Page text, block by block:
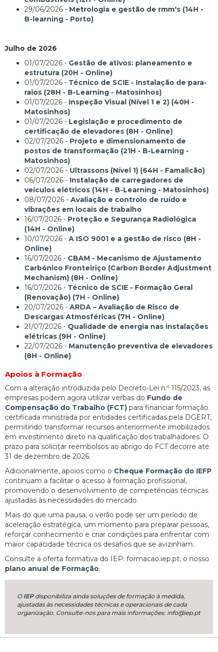
29/06/2026 - Metrologia e gestão de rmm's (14H -
B-learning - Porto)
Julho de 2026
01/07/2026 - Gestão de ativos: planeamento e
estrutura (20H - Online)
01/07/2026 - Técnico de SCIE - Instalação de para-
raios (28H - B-Learning - Matosinhos)
01/07/2026 - Inspeção Visual (Nível 1 e 2) (40H -
Matosinhos)
01/07/2026 - Legislação e procedimento de
certificação de elevadores (8H - Online)
02/07/2026 - Projeto e dimensionamento de
postos de transformação (21H - B-Learning -
Matosinhos)
02/07/2026 - Ultrassons (Nível 1) (64H - Famalicão)
06/07/2026 - Instalação de carregadores de
veículos elétricos (14H - B-Learning - Matosinhos)
08/07/2026 - Avaliação e controlo de ruído e
vibrações em locais de trabalho
16/07/2026 - Proteção e Segurança Radiológica
(14H - Online)
10/07/2026 - A ISO 9001 e a gestão de risco (8H -
Online)
16/07/2026 - CBAM - Mecanismo de Ajustamento
Carbónico Fronteiriço (Carbon Border Adjustment
Mechanism) (8H - Online)
16/07/2026 - Técnico de SCIE - Formação Geral
(Renovação) (7H - Online)
20/07/2026 - ARDA – Avaliação de Risco de
Descargas Atmosféricas (7H - Online)
21/07/2026 - Qualidade de energia nas instalações
elétricas (9H - Online)
22/07/2026 - Manutenção preventiva de elevadores
(8H - Online)
Apoios à Formação
Com a alteração introduzida pelo Decreto-Lei n.º 115/2023, as
empresas podem agora utilizar verbas do Fundo de
Compensação do Trabalho (FCT) para financiar formação
certificada ministrada por entidades certificadas pela DGERT,
permitindo transformar recursos anteriormente imobilizados
em investimento direto na qualificação dos trabalhadores. O
prazo para solicitar reembolsos ao abrigo do FCT decorre até
31 de dezembro de 2026.
Adicionalmente, apoios como o Cheque Formação do IEFP
continuam a facilitar o acesso à formação profissional,
promovendo o desenvolvimento de competências técnicas
ajustadas às necessidades do mercado.
Mais do que uma pausa, o verão pode ser um período de
aceleração estratégica, um momento para preparar pessoas,
reforçar conhecimento e criar condições para enfrentar com
maior capacidade técnica os desafios que se avizinham.
Consulte a oferta formativa do IEP: formacao.iep.pt; o nosso
plano anual de Formação.
O IEP disponibiliza ainda soluções de formação à medida,
ajustadas às necessidades técnicas e operacionais de cada
organização. Consulte-nos para mais informações: info@iep.pt